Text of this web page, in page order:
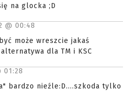
na glocka ;D
@ 00:48
może wreszcie jakaś
dla TM i KSC
01:28
bardzo nieźle:D....szkoda tylko